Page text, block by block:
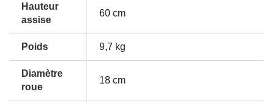
Hauteur
assise
60 cm
Poids 9,7 kg
Diamètre
roue
18 cm